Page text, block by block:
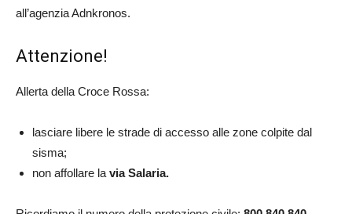
all’agenzia Adnkronos.
Attenzione!
Allerta della Croce Rossa:
lasciare libere le strade di accesso alle zone colpite dal
sisma;
non affollare la via Salaria.